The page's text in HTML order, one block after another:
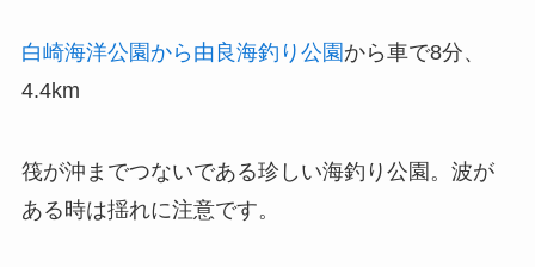
白崎海洋公園から由良海釣り公園から車で8分、
4.4km
筏が沖までつないである珍しい海釣り公園。波が
ある時は揺れに注意です。